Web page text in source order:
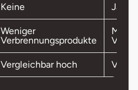
Keine Ja
Weniger
Verbrennungsprodukte
Mehr
Vergleichbar hoch